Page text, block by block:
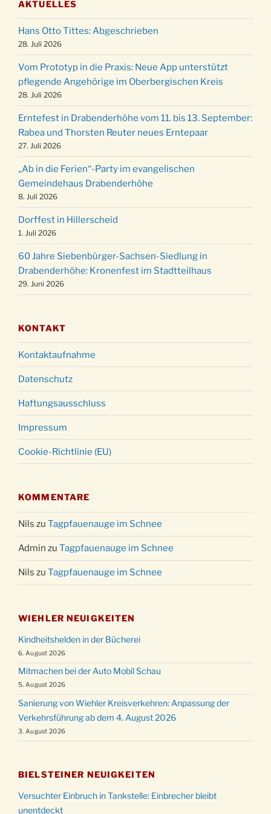
11.12.
Puer-Natus weihnachtliches Brauchtum am
Robert-Gassner-Hof um 17:00 Uhr
19.12.
Kinderbibeltag im Ev. Gemeindehaus von 10-
12 Uhr
20.12.
Weihnachts-Konzert des Honterus Chors in
der Kirche um 17:00 Uhr
24.12.
Familiengottesdienst mit Krippenspiel im Ev.
Gemeindehaus um 15:00 Uhr
24.12. Familiengottesdienst in der FeG um 16 Uhr
24.12.
Weihnachtsgottesdienst in der Kirche um
15:00 Uhr
24.12.
Weihnachtsgottesdienst in der Kirche um
18:00 Uhr
24.12.
Christmette mit der ev. Jugend in der Kirche
um 23:00 Uhr
31.12.
Gottesdienst zu Silvester in der Kirche um
18:00 Uhr
AKTUELLES
Hans Otto Tittes: Abgeschrieben
28. Juli 2026
Vom Prototyp in die Praxis: Neue App unterstützt
pflegende Angehörige im Oberbergischen Kreis
28. Juli 2026
Erntefest in Drabenderhöhe vom 11. bis 13. September:
Rabea und Thorsten Reuter neues Erntepaar
27. Juli 2026
„Ab in die Ferien“-Party im evangelischen
Gemeindehaus Drabenderhöhe
8. Juli 2026
Dorffest in Hillerscheid
1. Juli 2026
60 Jahre Siebenbürger-Sachsen-Siedlung in
Drabenderhöhe: Kronenfest im Stadtteilhaus
29. Juni 2026
KONTAKT
Kontaktaufnahme
Datenschutz
Haftungsausschluss
Impressum
Cookie-Richtlinie (EU)
KOMMENTARE
Nils zu Tagpfauenauge im Schnee
Admin zu Tagpfauenauge im Schnee
Nils zu Tagpfauenauge im Schnee
WIEHLER NEUIGKEITEN
Kindheitshelden in der Bücherei
6. August 2026
Mitmachen bei der Auto Mobil Schau
5. August 2026
Sanierung von Wiehler Kreisverkehren: Anpassung der
Verkehrsführung ab dem 4. August 2026
3. August 2026
BIELSTEINER NEUIGKEITEN
Versuchter Einbruch in Tankstelle: Einbrecher bleibt
unentdeckt